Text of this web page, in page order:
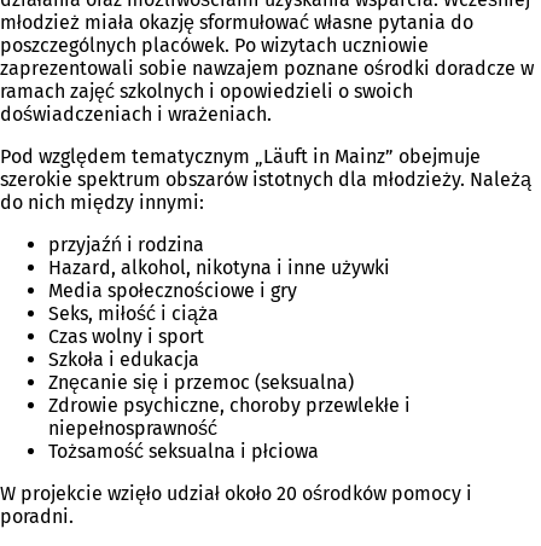
młodzież miała okazję sformułować własne pytania do
poszczególnych placówek. Po wizytach uczniowie
zaprezentowali sobie nawzajem poznane ośrodki doradcze w
ramach zajęć szkolnych i opowiedzieli o swoich
doświadczeniach i wrażeniach.
Pod względem tematycznym „Läuft in Mainz” obejmuje
szerokie spektrum obszarów istotnych dla młodzieży. Należą
do nich między innymi:
przyjaźń i rodzina
Hazard, alkohol, nikotyna i inne używki
Media społecznościowe i gry
Seks, miłość i ciąża
Czas wolny i sport
Szkoła i edukacja
Znęcanie się i przemoc (seksualna)
Zdrowie psychiczne, choroby przewlekłe i
niepełnosprawność
Tożsamość seksualna i płciowa
W projekcie wzięło udział około 20 ośrodków pomocy i
poradni.